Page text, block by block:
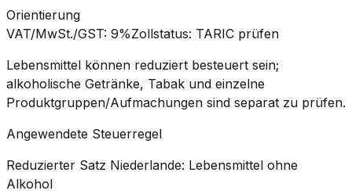
Orientierung
VAT/MwSt./GST: 9%Zollstatus: TARIC prüfen
Lebensmittel können reduziert besteuert sein;
alkoholische Getränke, Tabak und einzelne
Produktgruppen/Aufmachungen sind separat zu prüfen.
Angewendete Steuerregel
Reduzierter Satz Niederlande: Lebensmittel ohne
Alkohol